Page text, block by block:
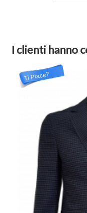
I clienti hanno
Ti Piace?